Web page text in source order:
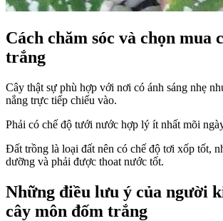
Cách chăm sóc và chọn mua
trắng
Cây thật sự phù hợp với nơi có ánh sáng nhẹ
nắng trực tiếp chiếu vào.
Phải có chế độ tưới nước hợp lý ít nhất mõi
Đất trồng là loại đất nên có chế độ tơi xốp tốt,
dưỡng và phải được thoat nước tốt.
Những điều lưu ý của người
cây môn đốm trắng